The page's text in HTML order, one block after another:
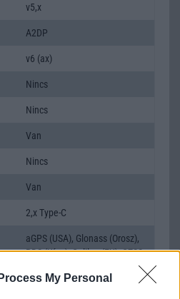
My Personal
v5,x
A2DP
v6 (ax)
Nincs
Nincs
Van
Nincs
Van
2,x Type-C
aGPS (USA), Glonass (Orosz),
BDS (Kína), Galileo (EU), QZSS